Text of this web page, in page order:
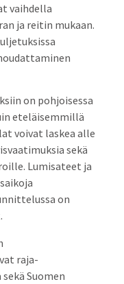
vaihdella
ja reitin mukaan.
on pohjoisessa
eteläisemmillä
voivat laskea alle
sekä
Lumisateet ja
on
raja-
Suomen